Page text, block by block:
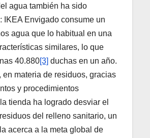
agua también ha sido
IKEA Envigado consume un
agua que lo habitual en una
similares, lo que
40.880[3] duchas en un año.
en materia de residuos, gracias
y procedimientos
tienda ha logrado desviar el
del relleno sanitario, un
acerca a la meta global de